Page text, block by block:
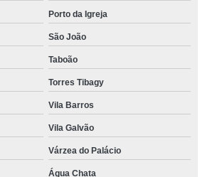
Porto da Igreja
São João
Taboão
Torres Tibagy
Vila Barros
Vila Galvão
Várzea do Palácio
Água Chata